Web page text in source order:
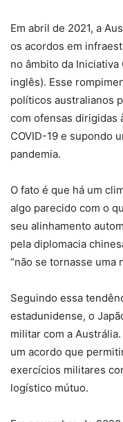
Em abril de 2021, a
os acordos em
no âmbito da Iniciativa
inglês). Esse
políticos australianos
com ofensas dirigidas
COVID-19 e supondo
pandemia.
O fato é que há um
algo parecido com o
seu alinhamento
pela diplomacia
“não se tornasse uma
Seguindo essa
estadunidense, o
militar com a
um acordo que
exercícios militares
logístico mútuo.